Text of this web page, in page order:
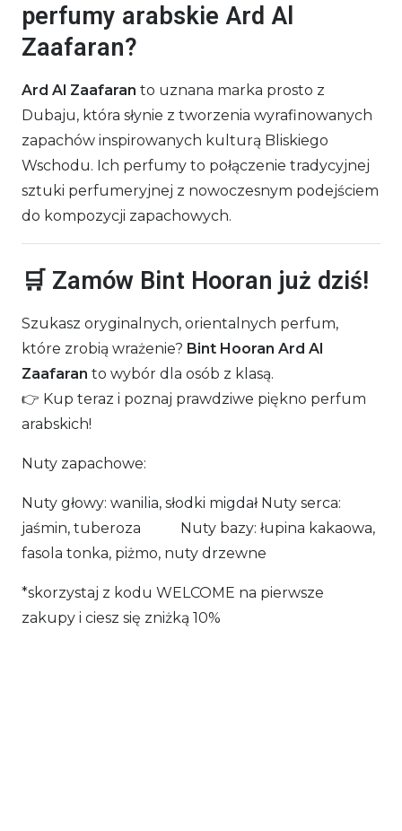
perfumy arabskie Ard Al
Zaafaran?
Ard Al Zaafaran to uznana marka prosto z
Dubaju, która słynie z tworzenia wyrafinowanych
zapachów inspirowanych kulturą Bliskiego
Wschodu. Ich perfumy to połączenie tradycyjnej
sztuki perfumeryjnej z nowoczesnym podejściem
do kompozycji zapachowych.
🛒 Zamów Bint Hooran już dziś!
Szukasz oryginalnych, orientalnych perfum,
które zrobią wrażenie? Bint Hooran Ard Al
Zaafaran to wybór dla osób z klasą.
👉 Kup teraz i poznaj prawdziwe piękno perfum
arabskich!
Nuty zapachowe:
Nuty głowy: wanilia, słodki migdał Nuty serca:
jaśmin, tuberoza Nuty bazy: łupina kakaowa,
fasola tonka, piżmo, nuty drzewne
*skorzystaj z kodu WELCOME na pierwsze
zakupy i ciesz się zniżką 10%